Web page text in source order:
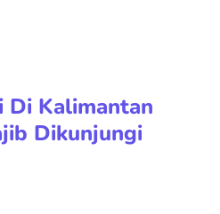
Di Kalimantan
Dikunjungi